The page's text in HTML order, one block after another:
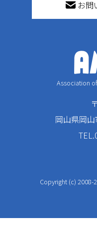
お問
Association
岡山県岡
Copyright (c) 2008-